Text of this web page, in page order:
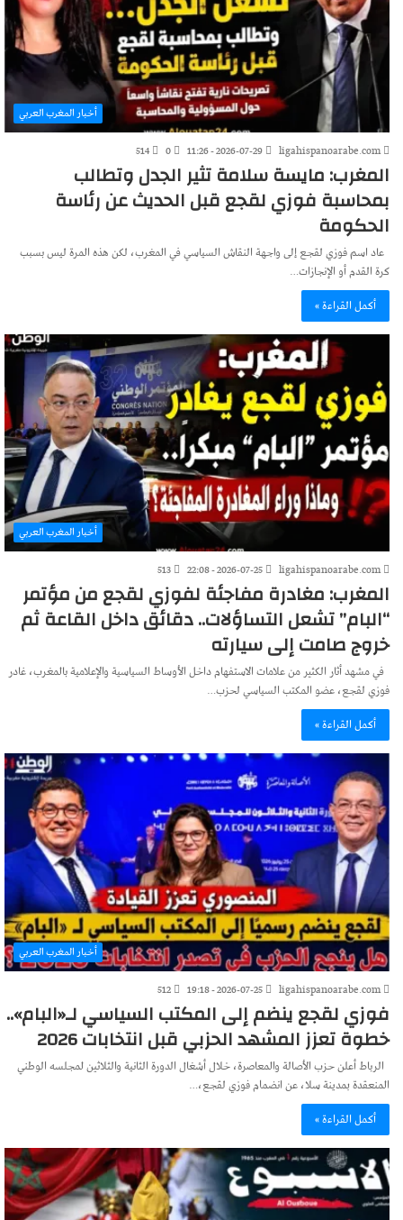
أخبار المغرب العربي
ligahispanoarabe.com
2026-07-29 - 11:26
0
514
المغرب: مايسة سلامة تثير الجدل وتطالب
بمحاسبة فوزي لقجع قبل الحديث عن رئاسة
الحكومة
عاد اسم فوزي لقجع إلى واجهة النقاش السياسي في المغرب، لكن هذه المرة ليس بسبب
كرة القدم أو الإنجازات…
أكمل القراءة »
أخبار المغرب العربي
ligahispanoarabe.com
2026-07-25 - 22:08
513
المغرب: مغادرة مفاجئة لفوزي لقجع من مؤتمر
“البام” تشعل التساؤلات.. دقائق داخل القاعة ثم
خروج صامت إلى سيارته
في مشهد أثار الكثير من علامات الاستفهام داخل الأوساط السياسية والإعلامية بالمغرب، غادر
فوزي لقجع، عضو المكتب السياسي لحزب…
أكمل القراءة »
أخبار المغرب العربي
ligahispanoarabe.com
2026-07-25 - 19:18
512
فوزي لقجع ينضم إلى المكتب السياسي لـ«البام»..
خطوة تعزز المشهد الحزبي قبل انتخابات 2026
الرباط أعلن حزب الأصالة والمعاصرة، خلال أشغال الدورة الثانية والثلاثين لمجلسه الوطني
المنعقدة بمدينة سلا، عن انضمام فوزي لقجع،…
أكمل القراءة »